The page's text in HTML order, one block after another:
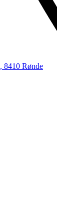
8410 Rønde